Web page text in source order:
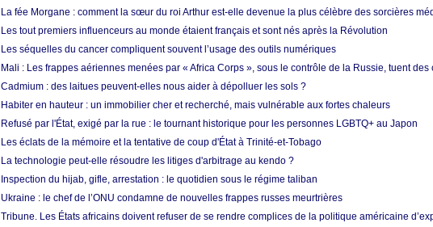
La fée Morgane : comment la sœur du roi Arthur est-elle devenue la plus célèbre des sorcières
Les tout premiers influenceurs au monde étaient français et sont nés après la Révolution
Les séquelles du cancer compliquent souvent l’usage des outils numériques
Mali : Les frappes aériennes menées par « Africa Corps », sous le contrôle de la Russie, tuent des
Cadmium : des laitues peuvent-elles nous aider à dépolluer les sols ?
Habiter en hauteur : un immobilier cher et recherché, mais vulnérable aux fortes chaleurs
Refusé par l'État, exigé par la rue : le tournant historique pour les personnes LGBTQ+ au Japon
Les éclats de la mémoire et la tentative de coup d'État à Trinité-et-Tobago
La technologie peut-elle résoudre les litiges d'arbitrage au kendo ?
Inspection du hijab, gifle, arrestation : le quotidien sous le régime taliban
Ukraine : le chef de l’ONU condamne de nouvelles frappes russes meurtrières
Tribune. Les États africains doivent refuser de se rendre complices de la politique américaine